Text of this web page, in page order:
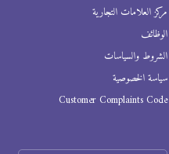
مركز العلامات التجارية
الوظائف
الشروط والسياسات
سياسة الخصوصية
Customer Complaints Code